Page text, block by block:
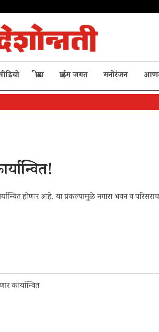
क्रीडा क्राईम जगत मनोरंजन
होणार आहे. या प्रकल्पामुळे नगारा भवन व